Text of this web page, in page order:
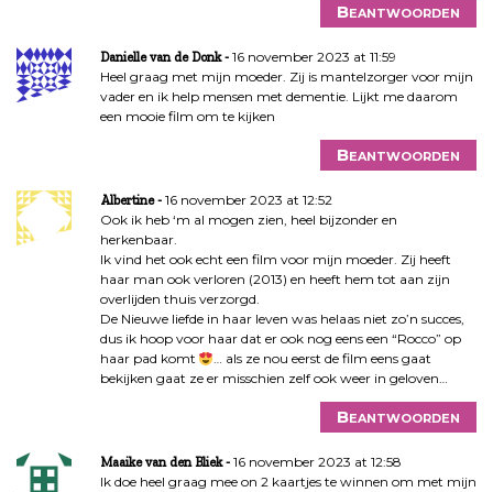
Beantwoorden
Danielle van de Donk
16 november 2023 at 11:59
Heel graag met mijn moeder. Zij is mantelzorger voor mijn
vader en ik help mensen met dementie. Lijkt me daarom
een mooie film om te kijken
Beantwoorden
Albertine
16 november 2023 at 12:52
Ook ik heb ‘m al mogen zien, heel bijzonder en
herkenbaar.
Ik vind het ook echt een film voor mijn moeder. Zij heeft
haar man ook verloren (2013) en heeft hem tot aan zijn
overlijden thuis verzorgd.
De Nieuwe liefde in haar leven was helaas niet zo’n succes,
dus ik hoop voor haar dat er ook nog eens een “Rocco” op
haar pad komt
… als ze nou eerst de film eens gaat
bekijken gaat ze er misschien zelf ook weer in geloven…
Beantwoorden
Maaike van den Bliek
16 november 2023 at 12:58
Ik doe heel graag mee on 2 kaartjes te winnen om met mijn